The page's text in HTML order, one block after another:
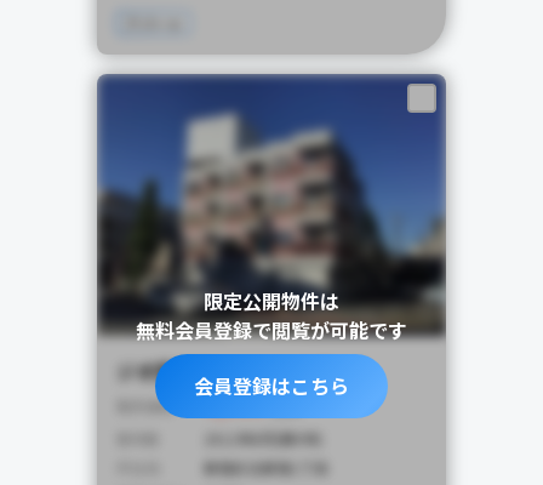
限定公開物件は
無料会員登録で閲覧が可能です
会員登録はこちら
ジオ西新宿ツインレジデンス
販売価格 4,900
2012年8月(築9年)
新宿区北新宿1丁目